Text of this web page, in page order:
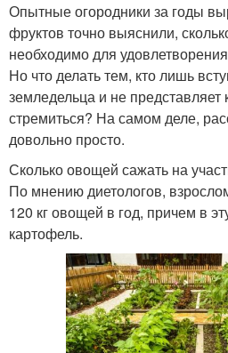
Опытные огородники за годы
фруктов точно выяснили,
необходимо для
Но что делать тем, кто лишь
земледельца и не
стремиться? На самом деле,
довольно просто.
Сколько овощей сажать на
По мнению диетологов,
120 кг овощей в год, причем в
картофель.